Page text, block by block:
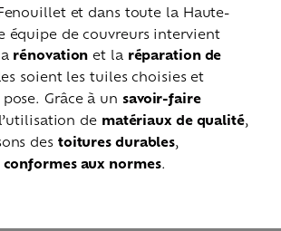
et dans toute la Haute-
équipe de couvreurs intervient
rénovation et la réparation de
soient les tuiles choisies et
Grâce à un savoir-faire
de matériaux de qualité,
des toitures durables,
conformes aux normes.